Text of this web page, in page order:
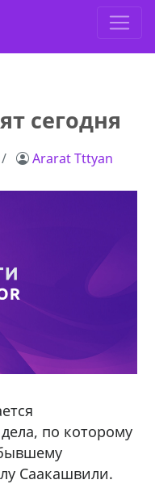
сегодня
Ararat Tttyan
по которому
Саакашвили.